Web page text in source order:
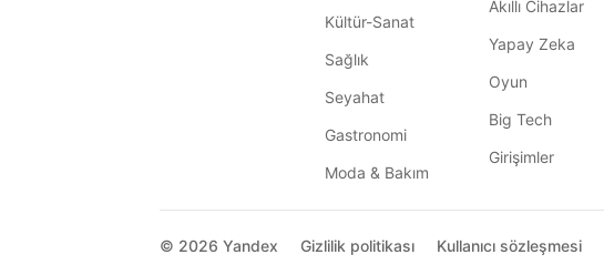
Kültür-Sanat
Sağlık
Seyahat
Gastronomi
Moda & Bakım
Akıllı Cihazlar
Yapay Zeka
Oyun
Big Tech
Girişimler
© 2026 Yandex Gizlilik politikası Kullanıcı sözleşmesi